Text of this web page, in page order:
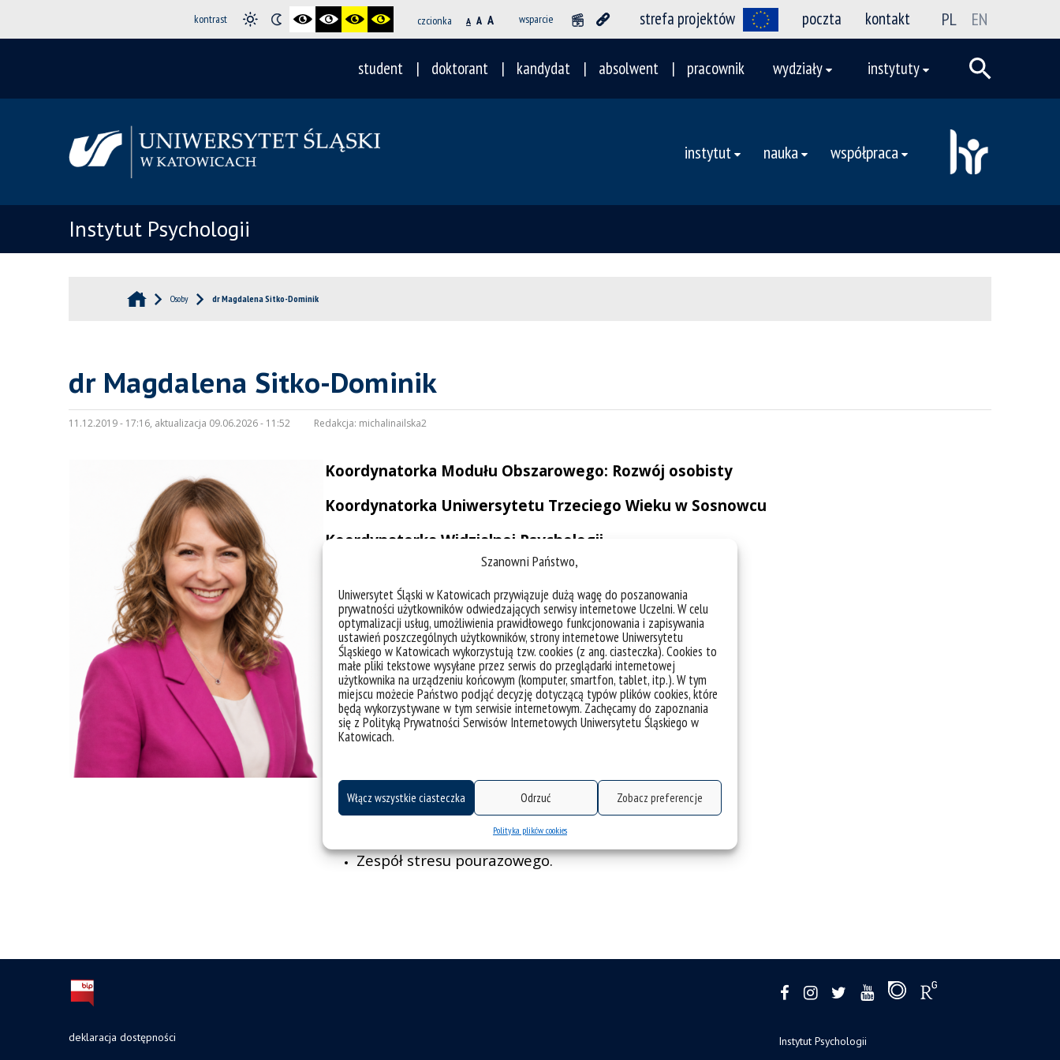
Szanowni Państwo,
Uniwersytet Śląski w Katowicach przywiązuje dużą wagę do poszanowania
prywatności użytkowników odwiedzających serwisy internetowe Uczelni. W celu
optymalizacji usług, umożliwienia prawidłowego funkcjonowania i zapisywania
ustawień poszczególnych użytkowników, strony internetowe Uniwersytetu
Śląskiego w Katowicach wykorzystują tzw. cookies (z ang. ciasteczka). Cookies to
małe pliki tekstowe wysyłane przez serwis do przeglądarki internetowej
użytkownika na urządzeniu końcowym (komputer, smartfon, tablet, itp.). W tym
miejscu możecie Państwo podjąć decyzję dotyczącą typów plików cookies, które
będą wykorzystywane w tym serwisie internetowym. Zachęcamy do zapoznania
się z Polityką Prywatności Serwisów Internetowych Uniwersytetu Śląskiego w
Katowicach.
Włącz wszystkie ciasteczka Odrzuć Zobacz preferencje
Polityka plików cookies
kontrast czcionka A A A wsparcie strefa projektów poczta kontakt PL EN
student doktorant kandydat absolwent pracownik wydziały instytuty
instytut nauka współpraca
Instytut Psychologii
Osoby dr Magdalena Sitko-Dominik
dr Magdalena Sitko-Dominik
11.12.2019 - 17:16, aktualizacja 09.06.2026 - 11:52 Redakcja: michalinailska2
Koordynatorka Modułu Obszarowego: Rozwój osobisty
Koordynatorka Uniwersytetu Trzeciego Wieku w Sosnowcu
Koordynatorka Widzialnej Psychologii
magdalena.sitko-dominik@us.edu.pl
Dorobek naukowy:
Google Scholar
ORCID.ORG
Pokój:243
Psychologia bliskich związków,
Psychologia społeczna,
Komunikacja interpersonalna,
Zespół stresu pourazowego.
deklaracja dostępności
Instytut Psychologii